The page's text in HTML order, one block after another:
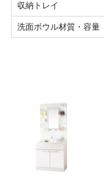
収納トレイ
洗面ボウル材質・容量